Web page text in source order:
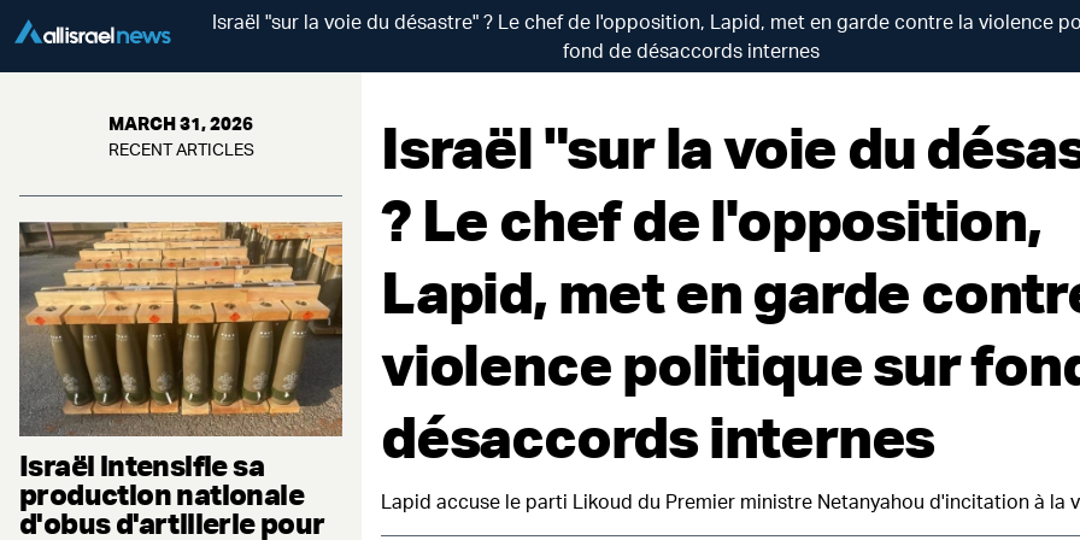
Israël "sur la voie du désastre" ? Le chef de l'opposition, Lapid, met en garde contre la violence
fond de désaccords internes
MARCH 31, 2026
RECENT ARTICLES
Israël intensifie sa
production nationale
d'obus d'artillerie pour
Israël "sur la voie du
? Le chef de l'opposition,
Lapid, met en garde
violence politique sur
désaccords internes
Lapid accuse le parti Likoud du Premier ministre Netanyahou d'incitation à la